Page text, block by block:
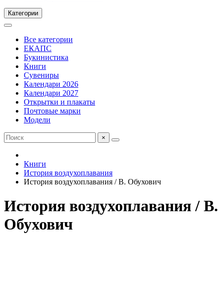
Категории
Все категории
ЕКАПС
Букинистика
Книги
Сувениры
Календари 2026
Календари 2027
Открытки и плакаты
Почтовые марки
Модели
×
Книги
История воздухоплавания
История воздухоплавания / В. Обухович
История воздухоплавания / В.
Обухович